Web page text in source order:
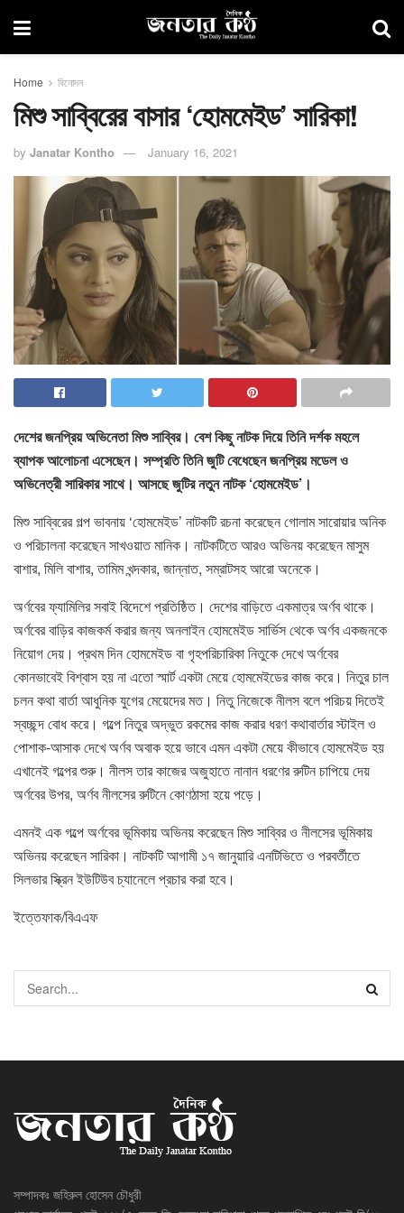
Home বিনোদন
মিশু সাব্বিরের বাসার ‘হোমমেইড’ সারিকা!
by Janatar Kontho January 16, 2021
দেশের জনপ্রিয় অভিনেতা মিশু সাব্বির। বেশ কিছু নাটক দিয়ে তিনি দর্শক মহলে
ব্যাপক আলোচনা এসেছেন। সম্প্রতি তিনি জুটি বেধেছেন জনপ্রিয় মডেল ও
অভিনেত্রী সারিকার সাথে। আসছে জুটির নতুন নাটক ‘হোমমেইড’।
মিশু সাব্বিরের গল্প ভাবনায় ‘হোমমেইড’ নাটকটি রচনা করেছেন গোলাম সারোয়ার অনিক
ও পরিচালনা করেছেন সাখওয়াত মানিক। নাটকটিতে আরও অভিনয় করেছেন মাসুম
বাশার, মিলি বাশার, তামিম খন্দকার, জান্নাত, সম্রাটসহ আরো অনেকে।
অর্ণবের ফ্যামিলির সবাই বিদেশে প্রতিষ্ঠিত। দেশের বাড়িতে একমাত্র অর্ণব থাকে।
অর্ণবের বাড়ির কাজকর্ম করার জন্য অনলাইন হোমমেইড সার্ভিস থেকে অর্ণব একজনকে
নিয়োগ দেয়। প্রথম দিন হোমমেইড বা গৃহপরিচারিকা নিতুকে দেখে অর্ণবের
কোনভাবেই বিশ্বাস হয় না এতো স্মার্ট একটা মেয়ে হোমমেইডের কাজ করে। নিতুর চাল
চলন কথা বার্তা আধুনিক যুগের মেয়েদের মত। নিতু নিজেকে নীলস বলে পরিচয় দিতেই
স্বচ্ছন্দ বোধ করে। গল্পে নিতুর অদ্ভুত রকমের কাজ করার ধরণ কথাবার্তার স্টাইল ও
পোশাক-আসাক দেখে অর্ণব অবাক হয়ে ভাবে এমন একটা মেয়ে কীভাবে হোমমেইড হয়
এখানেই গল্পের শুরু। নীলস তার কাজের অজুহাতে নানান ধরণের রুটিন চাপিয়ে দেয়
অর্ণবের উপর, অর্ণব নীলসের রুটিনে কোণঠাসা হয়ে পড়ে।
এমনই এক গল্পে অর্ণবের ভূমিকায় অভিনয় করেছেন মিশু সাব্বির ও নীলসের ভূমিকায়
অভিনয় করেছেন সারিকা। নাটকটি আগামী ১৭ জানুয়ারি এনটিভিতে ও পরবর্তীতে
সিলভার স্ক্রিন ইউটিউব চ্যানেলে প্রচার করা হবে।
ইত্তেফাক/বিএএফ
সম্পাদকঃ জহিরুল হোসেন চৌধুরী